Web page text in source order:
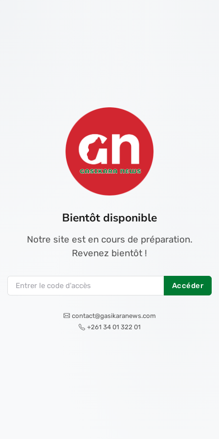
Bientôt disponible
Notre site est en cours de préparation.
Revenez bientôt !
Accéder
contact@gasikaranews.com
+261 34 01 322 01